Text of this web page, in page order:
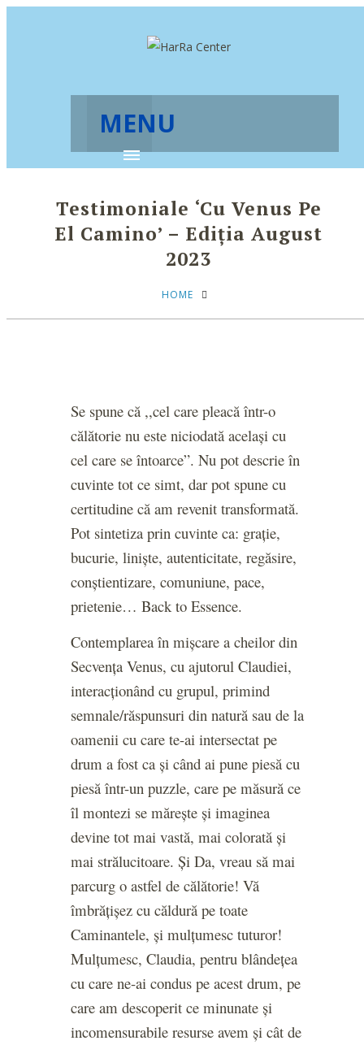
MENU
Testimoniale ‘Cu Venus Pe
El Camino’ – Ediția August
2023
HOME
Se spune că ,,cel care pleacă într-o
călătorie nu este niciodată același cu
cel care se întoarce”. Nu pot descrie în
cuvinte tot ce simt, dar pot spune cu
certitudine că am revenit transformată.
Pot sintetiza prin cuvinte ca: grație,
bucurie, liniște, autenticitate, regăsire,
conștientizare, comuniune, pace,
prietenie… Back to Essence.
Contemplarea în mișcare a cheilor din
Secvența Venus, cu ajutorul Claudiei,
interacționând cu grupul, primind
semnale/răspunsuri din natură sau de la
oamenii cu care te-ai intersectat pe
drum a fost ca și când ai pune piesă cu
piesă într-un puzzle, care pe măsură ce
îl montezi se mărește și imaginea
devine tot mai vastă, mai colorată și
mai strălucitoare. Și Da, vreau să mai
parcurg o astfel de călătorie! Vă
îmbrățișez cu căldură pe toate
Caminantele, și mulțumesc tuturor!
Mulțumesc, Claudia, pentru blândețea
cu care ne-ai condus pe acest drum, pe
care am descoperit ce minunate și
incomensurabile resurse avem și cât de